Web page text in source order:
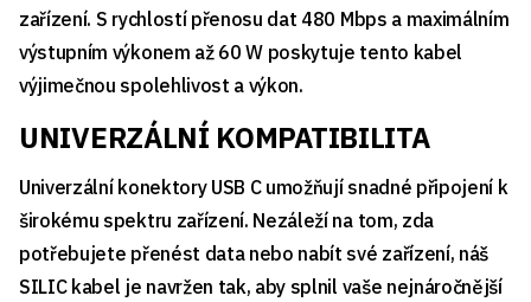
zařízení. S rychlostí přenosu dat 480 Mbps a maximálním
výstupním výkonem až 60 W poskytuje tento kabel
výjimečnou spolehlivost a výkon.
UNIVERZÁLNÍ KOMPATIBILITA
Univerzální konektory USB C umožňují snadné připojení k
širokému spektru zařízení. Nezáleží na tom, zda
potřebujete přenést data nebo nabít své zařízení, náš
SILIC kabel je navržen tak, aby splnil vaše nejnáročnější